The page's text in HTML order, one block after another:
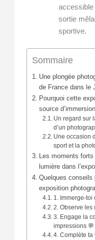
accessible
sortie
sportive.
Sommaire
Une plongée
de France dans le
Pourquoi cette
source
Un regard sur
d’un
Une occasion
sport et la
Les moments
lumière dans
Quelques conseils
exposition
1. Immerge-
2. Observe les
3. Engage la
impressions 💬
4. Complète